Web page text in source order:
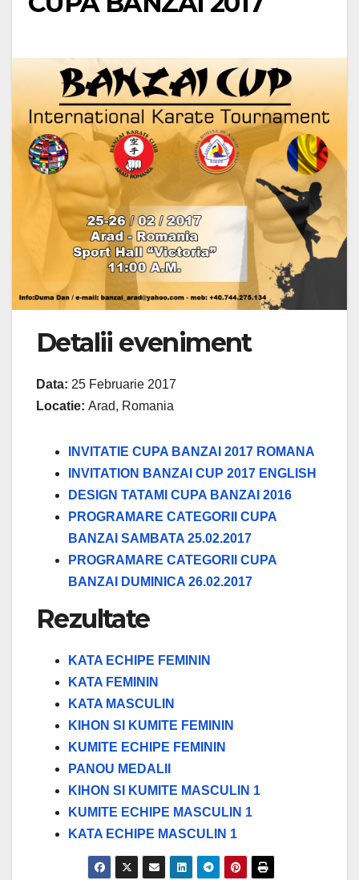
Detalii eveniment
Data: 25 Februarie 2017
Locatie: Arad, Romania
INVITATIE CUPA BANZAI 2017 ROMANA
INVITATION BANZAI CUP 2017 ENGLISH
DESIGN TATAMI CUPA BANZAI 2016
PROGRAMARE CATEGORII CUPA
BANZAI SAMBATA 25.02.2017
PROGRAMARE CATEGORII CUPA
BANZAI DUMINICA 26.02.2017
Rezultate
KATA ECHIPE FEMININ
KATA FEMININ
KATA MASCULIN
KIHON SI KUMITE FEMININ
KUMITE ECHIPE FEMININ
PANOU MEDALII
KIHON SI KUMITE MASCULIN 1
KUMITE ECHIPE MASCULIN 1
KATA ECHIPE MASCULIN 1